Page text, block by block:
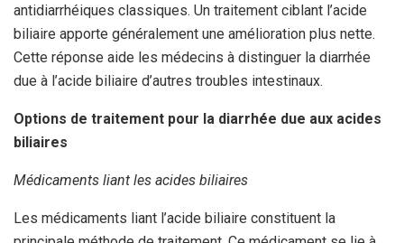
antidiarrhéiques classiques. Un traitement ciblant l’acide
biliaire apporte généralement une amélioration plus nette.
Cette réponse aide les médecins à distinguer la diarrhée
due à l’acide biliaire d’autres troubles intestinaux.
Options de traitement pour la diarrhée due aux acides
biliaires
Médicaments liant les acides biliaires
Les médicaments liant l’acide biliaire constituent la